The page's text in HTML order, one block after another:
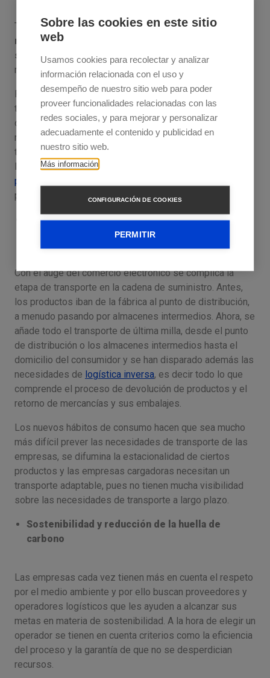
Sobre las cookies en este sitio
web
Usamos cookies para recolectar y analizar
información relacionada con el uso y
desempeño de nuestro sitio web para poder
proveer funcionalidades relacionadas con las
redes sociales, y para mejorar y personalizar
adecuadamente el contenido y publicidad en
nuestro sitio web.
Más información
CONFIGURACIÓN DE COOKIES
PERMITIR
Tanto empresas como operadores logísticos buscan
reducir sus costes operativos
servicio de calidadcon plazos de entrega cada vez
más ajustados.
Para adquirir un mayor control sobre el presupuesto de
transporte de las empresas, es recomendable encontrar
operadores flexibles, cuyos servicios se adapten a las
necesidades de las empresas, y que cuenten con la
tecnología más avanzada para optimizar el proceso
logístico. La única solución
perder en calidad
procesos.
Flexibilidad para paliar la imprevisibilidad en el
Con el auge del comercio electrónico se complica la
etapa de transporte en la cadena de suministro. Antes,
los productos iban de la fábrica al punto de distribución,
a menudo pasando por almacenes intermedios. Ahora, se
añade todo el transporte de última milla, desde el punto
de distribución o los almacenes intermedios hasta el
domicilio del consumidor y se han disparado además las
necesidades de logística inversa, es decir todo lo que
comprende el proceso de devolución de productos y el
retorno de mercancías y sus embalajes.
Los nuevos hábitos de consumo hacen que sea mucho
más difícil prever las necesidades de transporte de las
empresas, se difumina la estacionalidad de ciertos
productos y las empresas cargadoras necesitan un
transporte adaptable, pues no tienen mucha visibilidad
sobre las necesidades de transporte a largo plazo.
Sostenibilidad y reducción de la huella de
carbono
Las empresas cada vez tienen más en cuenta el respeto
por el medio ambiente y por ello buscan proveedores y
operadores logísticos que les ayuden a alcanzar sus
metas en materia de sostenibilidad. A la hora de elegir un
operador se tienen en cuenta criterios como la eficiencia
del proceso y la garantía de que no se desperdician
recursos.